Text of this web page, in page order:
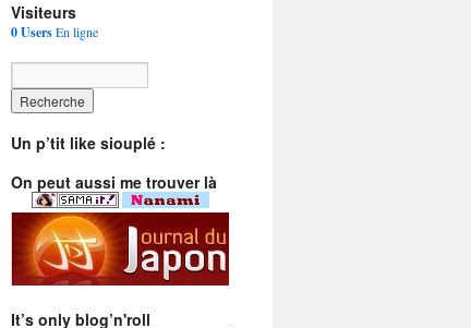
Visiteurs
0 UsersEn ligne
Un p’tit like siouplé :
On peut aussi me trouver là
It’s only blog’n'roll